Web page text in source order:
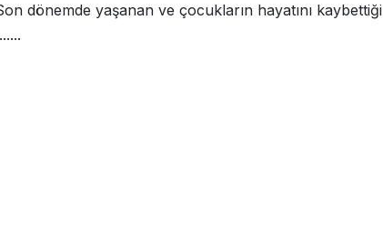
dönemde yaşanan ve çocukların hayatını kaybettiği